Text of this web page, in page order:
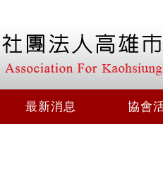
最新消息 協會